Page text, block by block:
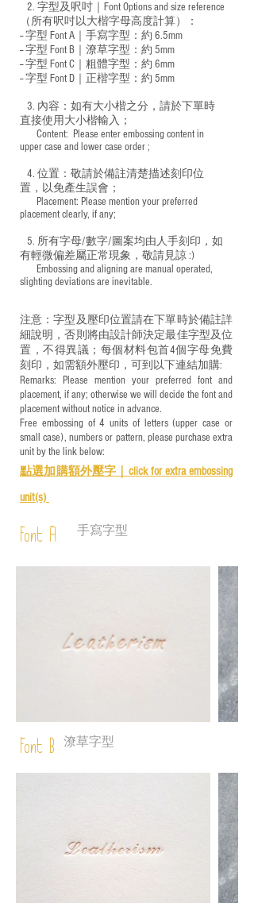
2. 字型及呎吋｜ Font Options and size reference
（所有呎吋以大楷字母高度計算）：
-- 字型 Font A｜手寫字型：約 6.5mm
-- 字型 Font B｜潦草字型： 約 5mm
-- 字型 Font C｜粗體字型：約 6mm
-- 字型 Font D｜正楷字型： 約 5mm
3. 內容：如有大小楷之分，請於下單時
直接使用大小楷輸入；
​ Content: Please enter embossing content in
upper case and lower case order ;
4. 位置：敬請於備註清楚描述刻印位
置，以免產生誤會；
​ Placement: Please mention your preferred
placement clearly, if any;
5. 所有字母/數字/圖案均由人手刻印，如
有輕微偏差屬正常現象，敬請見諒 :)
​ Embossing and aligning are manual operated,
slighting deviations are inevitable.
注意：字型及壓印位置請在下單時於備註詳
細說明，否則將由設計師決定最佳字型及位
置，不得異議；每個材料包首4個字母免費
刻印，如需額外壓印，可到以下連結加購:
Remarks: Please mention your preferred font and
placement, if any; otherwise we will decide the font and
placement without notice in advance.
Free embossing of 4 units of letters (upper case or
small case), numbers or pattern, please purchase extra
unit by the link below:
點選加購額外壓字｜ click for extra embossing
unit(s)
Font A 手寫字型
Font B 潦草字型